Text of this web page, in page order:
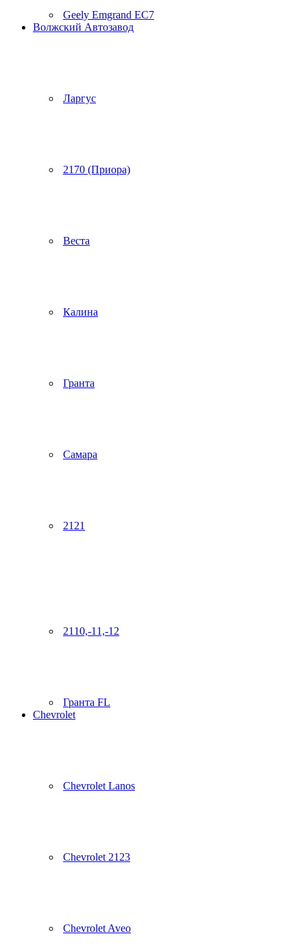
Geely Emgrand EC7
Волжский Автозавод
Ларгус
2170 (Приора)
Веста
Калина
Гранта
Самара
2121
2110,-11,-12
Гранта FL
Chevrolet
Chevrolet Lanos
Chevrolet 2123
Chevrolet Aveo